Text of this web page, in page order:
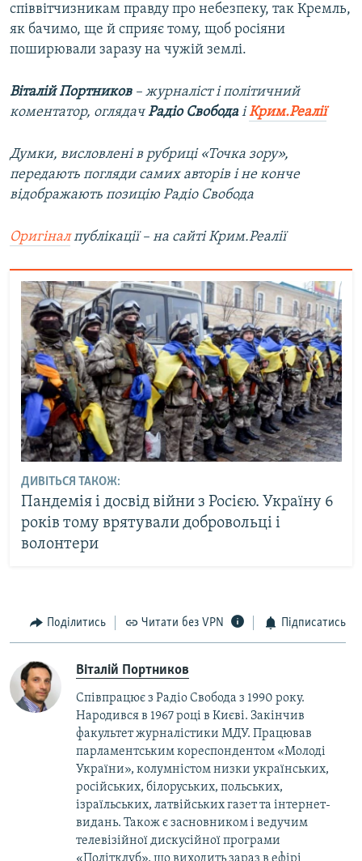
співвітчизникам правду про небезпеку, так Кремль,
як бачимо, ще й сприяє тому, щоб росіяни
поширювали заразу на чужій землі.
Віталій Портников– журналіст і політичний
коментатор, оглядачРадіо СвободаіКрим.Реалії
Думки, висловлені в рубриці «Точка зору»,
передають погляди самих авторів і не конче
відображають позицію Радіо Свобода
Оригіналпублікації – на сайті Крим.Реалії
ДИВІТЬСЯ ТАКОЖ:
Пандемія і досвід війни з Росією. Україну 6
років тому врятували добровольці і
волонтери
Поділитись Читати без VPN Підписатись
Віталій Портников
Співпрацює з Радіо Свобода з 1990 року.
Народився в 1967 році в Києві. Закінчив
факультет журналістики МДУ. Працював
парламентським кореспондентом «Молоді
України», колумністом низки українських,
російських, білоруських, польських,
ізраїльських, латвійських газет та інтернет-
видань. Також є засновником і ведучим
телевізійної дискусійної програми